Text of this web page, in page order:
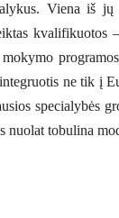
Viena iš
kvalifikuotos
ne tik į
specialybės
tobulina